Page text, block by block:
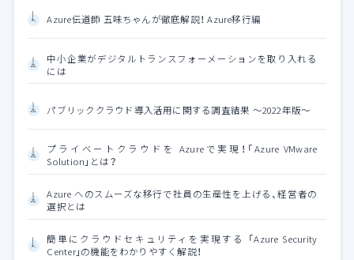
Azure伝道師 五味ちゃんが徹底解説！ Azure移行編
中小企業がデジタルトランスフォーメーションを取り入れる
には
パブリッククラウド導入活用に関する調査結果 ～2022年版～
プライベートクラウドを Azureで実現！「Azure VMware
Solution」とは？
Azure へのスムーズな移行で社員の生産性を上げる、経営者の
選択とは
簡単にクラウドセキュリティを実現する 「Azure Security
Center」の機能をわかりやすく解説！